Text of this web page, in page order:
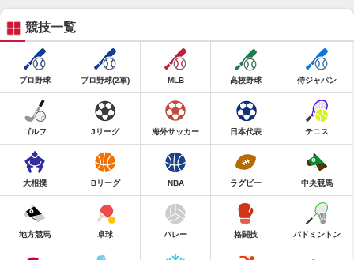
競技一覧
プロ野球 プロ野球(2軍) MLB 高校野球 侍ジャパン
ゴルフ Jリーグ 海外サッカー 日本代表 テニス
大相撲 Bリーグ NBA ラグビー 中央競馬
地方競馬 卓球 バレー 格闘技 バドミントン